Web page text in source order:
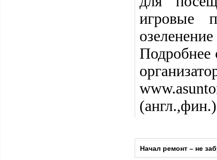
игровые
Подробнее
Начал ремонт – не